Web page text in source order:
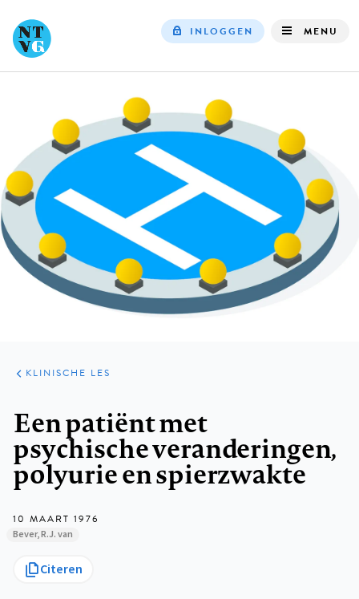
INLOGGEN MENU
ARTIKELEN
PRAKTIJK
KLINISCHE LES
Een patiënt met
psychische veranderingen,
polyurie en spierzwakte
10 MAART 1976
Bever, R.J. van
Citeren